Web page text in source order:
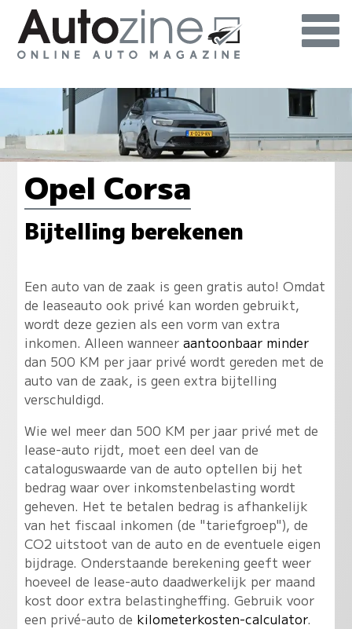
Opel Corsa
Bijtelling berekenen
Een auto van de zaak is geen gratis auto! Omdat
de leaseauto ook privé kan worden gebruikt,
wordt deze gezien als een vorm van extra
inkomen. Alleen wanneer aantoonbaar minder
dan 500 KM per jaar privé wordt gereden met de
auto van de zaak, is geen extra bijtelling
verschuldigd.
Wie wel meer dan 500 KM per jaar privé met de
lease-auto rijdt, moet een deel van de
cataloguswaarde van de auto optellen bij het
bedrag waar over inkomstenbelasting wordt
geheven. Het te betalen bedrag is afhankelijk
van het fiscaal inkomen (de "tariefgroep"), de
CO2 uitstoot van de auto en de eventuele eigen
bijdrage. Onderstaande berekening geeft weer
hoeveel de lease-auto daadwerkelijk per maand
kost door extra belastingheffing. Gebruik voor
een privé-auto de kilometerkosten-calculator.